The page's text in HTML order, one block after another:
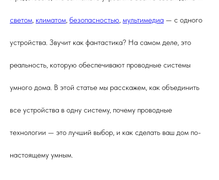
светом климатом безопасностью мультимедиа — с одного
устройства. Звучит как фантастика? На самом деле, это
реальность, которую обеспечивают проводные системы
умного дома. В этой статье мы расскажем, как объединить
все устройства в одну систему, почему проводные
технологии — это лучший выбор, и как сделать ваш дом по-
настоящему умным.